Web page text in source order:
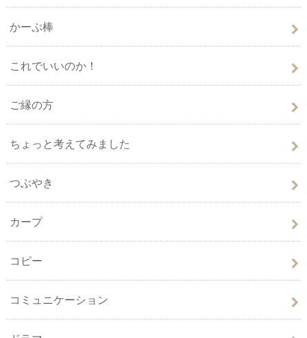
かーぷ棒
これでいいのか！
ご縁の方
ちょっと考えてみました
つぶやき
カープ
コピー
コミュニケーション